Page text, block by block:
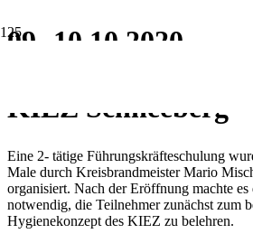
09.-10.10.2020
KIEZ Schneeberg
Eine 2- tätige Führungskräfteschulung
Male durch Kreisbrandmeister Mario
organisiert. Nach der Eröffnung machte
notwendig, die Teilnehmer zunächst zum
Hygienekonzept des KIEZ zu belehren.